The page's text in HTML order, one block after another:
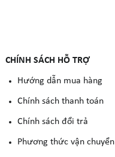
CHÍNH SÁCH HỖ TRỢ
Hướng dẫn mua hàng
Chính sách thanh toán
Chính sách đổi trả
Phương thức vận chuyển